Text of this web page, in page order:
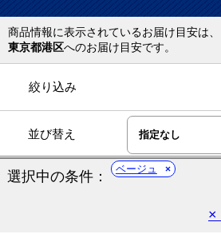
商品情報に表示されているお届け目安は、
東京都港区へのお届け目安です。
絞り込み
並び替え
選択中の条件： ベージュ
×